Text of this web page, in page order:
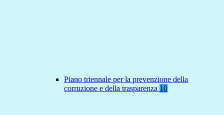
Piano triennale per la prevenzione della
corruzione e della trasparenza 10